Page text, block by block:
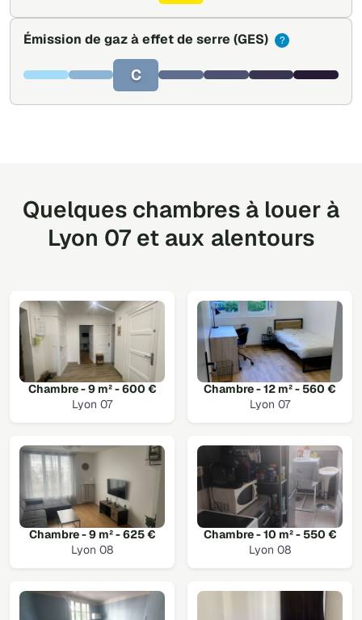
Émission de gaz à effet de serre (GES) ?
C
Quelques chambres à louer à
Lyon 07 et aux alentours
Chambre - 9 m² - 600 €
Lyon 07
Chambre - 12 m² - 560 €
Lyon 07
Chambre - 9 m² - 625 €
Lyon 08
Chambre - 10 m² - 550 €
Lyon 08